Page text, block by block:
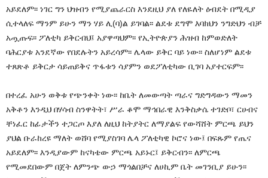
አይደለም፡፡ ነገር ግን ህዝብን የሚያጨራርስ እንደዚህ ያለ የለዬለት ዕብደት በሚዲያ
ሲተላለፍ ማንም ይሁን ማን ሃይ ሊ(ባ)ል ይገባል፡፡ ልደቱ ደግሞ እባክህን ንግድህን ብቻ
አጧጡፍ፡፡ ፖለቲካ ይቅርብህ፤ አያዋጣህም፡፡ የኢትዮጵያን ሕዝብ ከምወድለት
ባሕርያቱ አንደኛው የበደሉትን አይረሳም፡፡ ሌላው ይቅር ባይ ነው፡፡ ስለሆነም ልደቱ
ተጸጽቶ ይቅርታ ሳይጠይቅና ጥፋቱን ሳያምን ወደፖለቲካው ቢገባ አያተርፍም፡፡
በተረፈ አሁን ወቅቱ የጭንቀት ነው፡፡ ከቤት ለመውጣት ጣራና ግድግዳውን ማመን
አቅቶን እንዲህ በሃሳብ ስንዋትት፣ ሥራ ቆሞ ማኅበራዊ እንቅስቃሴ ተገድቦ፣ ርሀብና
ቸነፈር ከፊታችን ተጋርጦ እያለ ለዚህ ከትያትር ለማያልፍ የውሻሸት ምርጫ ይህን
ያህል ቡራከረዩ ማለት ወሸባ የሚያስገባ ሌላ ፖለቲካዊ ኮሮና ነው፤ በፍጹም የጤና
አይደለም፡፡ እንዲያውም ከናካቴው ምርጫ አይኑር፤ ይቅርብን፡፡ ለምርጫ
የሚመደበውም በጀት ለምንጭ ውኃ ማጎልበቻና ለሀኪም ቤት መገንቢያ ይሁን፡፡